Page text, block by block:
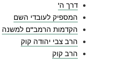
דרך ה'
המספיק לעובדי השם
הקדמות הרמב"ם למשנה
הרב צבי יהודה קוק
הרב קוק